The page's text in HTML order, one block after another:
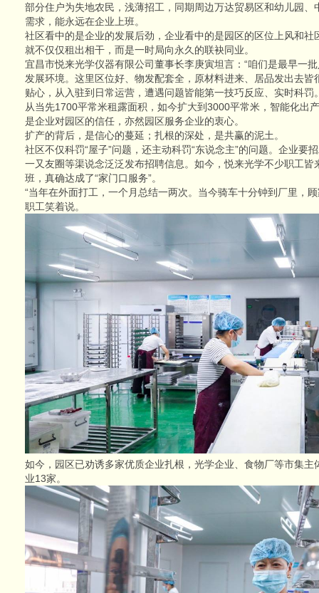
部分住户为失地农民，浅薄招工，同期周边万达贸易区和幼儿园、
需求，能永远在企业上班。
社区看中的是企业的发展后劲，企业看中的是园区的区位上风和社
就不仅仅租出相干，而是一时局向永久的联袂同业。
宜昌市悦来光学仪器有限公司董事长李庚寅坦言：“咱们是最早一
发展环境。这里区位好、物发配套全，原材料进来、居品发出去
贴心，从入驻到日常运营，遭遇问题皆能第一技巧反应、实时科罚
从当先1700平常米租露面积，如今扩大到3000平常米，智能化出
是企业对园区的信任，亦然园区服务企业的衷心。
扩产的背后，是信心的蔓延；扎根的深处，是共赢的泥土。
社区不仅科罚“屋子”问题，还主动科罚“东说念主”的问题。企业要
一又友圈等渠说念泛泛发布招聘信息。如今，悦来光学不少职工皆
班，真确达成了“家门口服务”。
“当年在外面打工，一个月总结一两次。当今骑车十分钟到厂里，
职工笑着说。
如今，园区已劝诱多家优质企业扎根，光学企业、食物厂等市集主
业13家。